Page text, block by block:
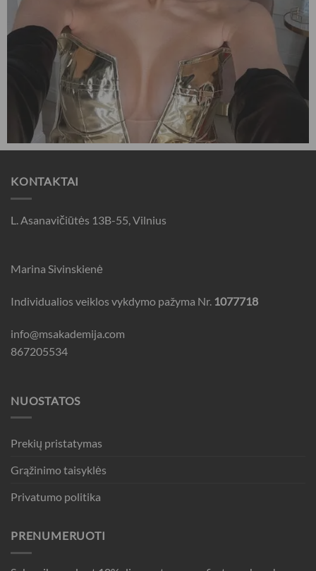
KONTAKTAI
L. Asanavičiūtės 13B-55, Vilnius
Marina Sivinskienė
Individualios veiklos vykdymo pažyma Nr. 1077718
info@msakademija.com
867205534
NUOSTATOS
Prekių pristatymas
Grąžinimo taisyklės
Privatumo politika
PRENUMERUOTI